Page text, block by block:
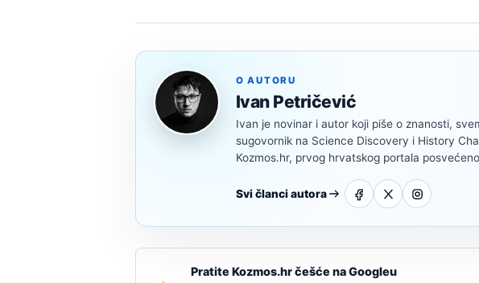
O AUTORU
Ivan Petričević
Ivan je novinar i autor koji piše o znanosti,
sugovornik na Science Discovery i History
Kozmos.hr, prvog hrvatskog portala
Svi članci autora
Pratite Kozmos.hr češće na Googleu